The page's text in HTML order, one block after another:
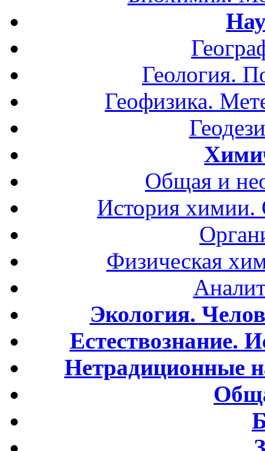
Геология.
Геофизика.
Общая и
История
Физическая
Экология.
Естествознание.
Нетрадиционные